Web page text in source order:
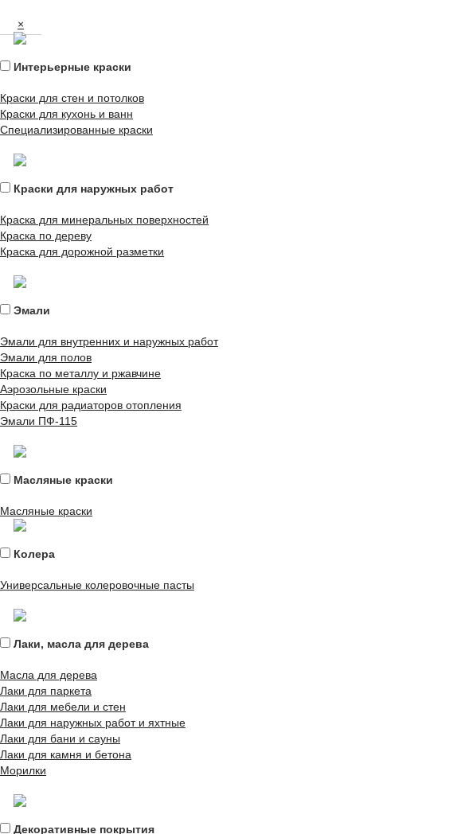
×
Интерьерные краски
Краски для стен и потолков
Краски для кухонь и ванн
Специализированные краски
Краски для наружных работ
Краска для минеральных поверхностей
Краска по дереву
Краска для дорожной разметки
Эмали
Эмали для внутренних и наружных работ
Эмали для полов
Краска по металлу и ржавчине
Аэрозольные краски
Краски для радиаторов отопления
Эмали ПФ-115
Масляные краски
Масляные краски
Колера
Универсальные колеровочные пасты
Лаки, масла для дерева
Масла для дерева
Лаки для паркета
Лаки для мебели и стен
Лаки для наружных работ и яхтные
Лаки для бани и сауны
Лаки для камня и бетона
Морилки
Декоративные покрытия